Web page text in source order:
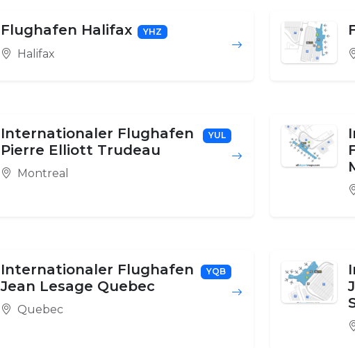
Flughafen Halifax YHZ
Halifax
Internationaler Flughafen
Pierre Elliott Trudeau
YUL
Montreal
Internationaler Flughafen
Jean Lesage Quebec
YQB
Quebec